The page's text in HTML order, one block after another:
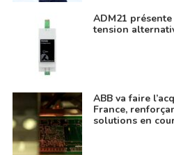
ADM21
tension
ABB va faire
France,
solutions en